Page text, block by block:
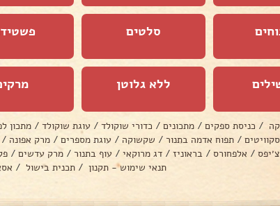
סלטים
ללא גלוטן
/ כניסת ספקים / מתכונים / כדורי שוקולד / עוגת שוקולד / מתכון
/ תפוח אדמה בתנור / שקשוקה / עוגת מספרים / מרק אפונה /
/ אלפחורס / בראוניז / דג מרוקאי / עוף בתנור / מרק עדשים /
תנאי שימוש - תקנון / תכנית בישול /